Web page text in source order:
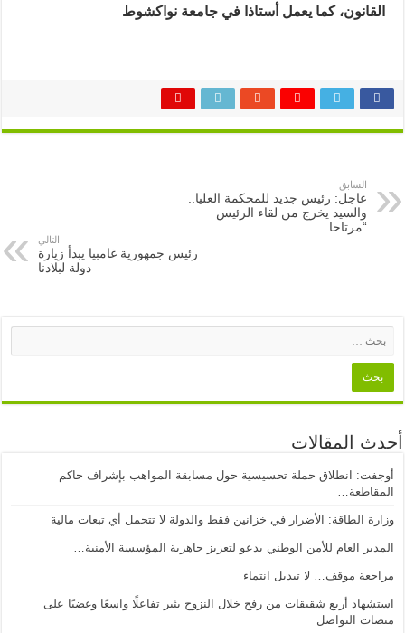
القانون، كما يعمل أستاذا في جامعة نواكشوط
السابق
عاجل: رئيس جديد للمحكمة العليا..
والسيد يخرج من لقاء الرئيس
“مرتاحا
التالي
رئيس جمهورية غامبيا يبدأ زيارة
دولة لبلادنا
أحدث المقالات
أوجفت: انطلاق حملة تحسيسية حول مسابقة المواهب بإشراف حاكم
المقاطعة…
وزارة الطاقة: الأضرار في خزانين فقط والدولة لا تتحمل أي تبعات مالية
المدير العام للأمن الوطني يدعو لتعزيز جاهزية المؤسسة الأمنية…
مراجعة موقف… لا تبديل انتماء
استشهاد أربع شقيقات من رفح خلال النزوح يثير تفاعلًا واسعًا وغضبًا على
منصات التواصل